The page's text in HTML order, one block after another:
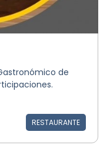
de
RESTAURANTE